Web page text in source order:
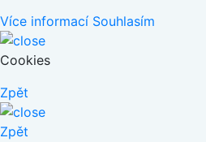
Více informací Souhlasím
Cookies
Zpět
Zpět